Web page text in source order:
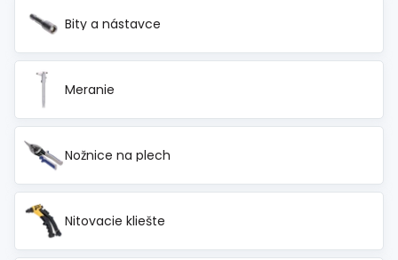
Bity a nástavce
Meranie
Nožnice na plech
Nitovacie kliešte